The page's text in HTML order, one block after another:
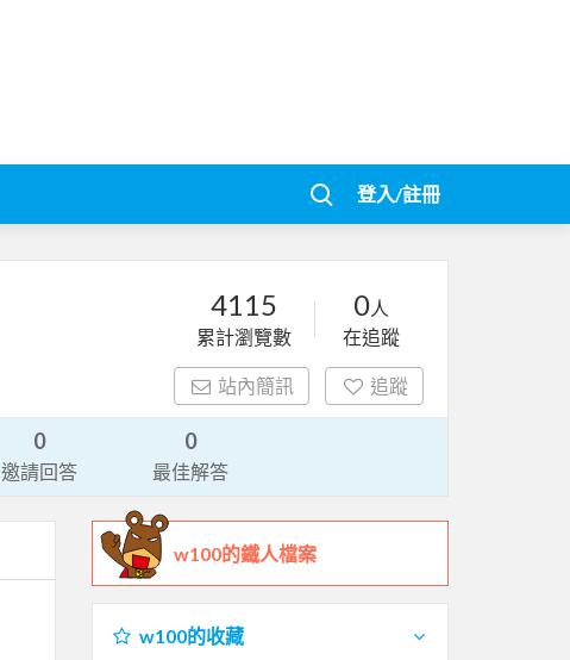
登入/註冊
4115
累計瀏覽數
0人
在追蹤
站內簡訊 追蹤
0
邀請回答
0
最佳解答
w100的鐵人檔案
w100的收藏